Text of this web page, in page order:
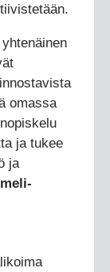
omassa
ja tukee
ja